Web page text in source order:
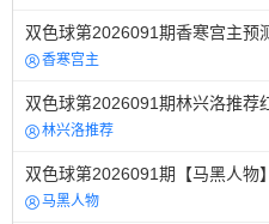
双色球第2026091期香寒宫主预
香寒宫主
双色球第2026091期林兴洛推荐
林兴洛推荐
双色球第2026091期【马黑人物
马黑人物